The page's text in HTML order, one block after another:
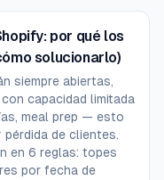
por qué los
solucionarlo)
siempre abiertas,
capacidad limitada
meal prep — esto
de clientes.
en 6 reglas: topes
por fecha de